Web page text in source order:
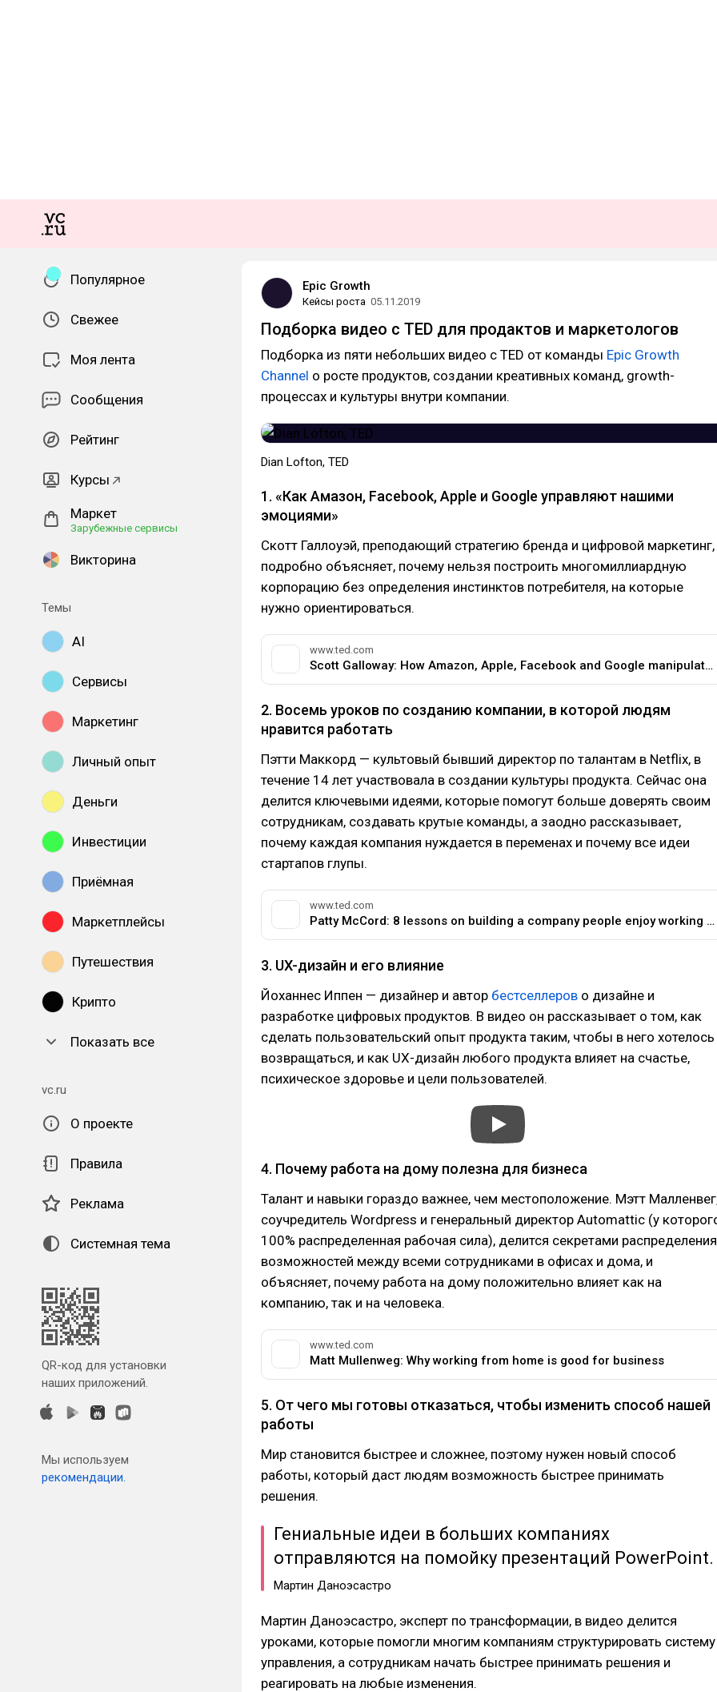
Популярное
Свежее
Моя лента
Сообщения
Рейтинг
Курсы
Маркет
Зарубежные сервисы
Викторина
Темы
AI
Сервисы
Маркетинг
Личный опыт
Деньги
Инвестиции
Приёмная
Маркетплейсы
Путешествия
Крипто
Показать все
vc.ru
О проекте
Правила
Реклама
Системная тема
QR-код для установки
наших приложений.
Мы используем
рекомендации.
Epic Growth
Кейсы роста 05.11.2019
Подборка видео с TED для продактов и маркетологов
Подборка из пяти небольших видео с TED от команды Epic Growth
Channel о росте продуктов, создании креативных команд, growth-
процессах и культуры внутри компании.
Dian Lofton, TED
1. «Как Амазон, Facebook, Apple и Google управляют нашими
эмоциями»
Скотт Галлоуэй, преподающий стратегию бренда и цифровой маркетинг,
подробно объясняет, почему нельзя построить многомиллиардную
корпорацию без определения инстинктов потребителя, на которые
нужно ориентироваться.
www.ted.com
Scott Galloway: How Amazon, Apple, Facebook and Google manipulate our emotions
2. Восемь уроков по созданию компании, в которой людям
нравится работать
Пэтти Маккорд — культовый бывший директор по талантам в Netflix, в
течение 14 лет участвовала в создании культуры продукта. Сейчас она
делится ключевыми идеями, которые помогут больше доверять своим
сотрудникам, создавать крутые команды, а заодно рассказывает,
почему каждая компания нуждается в переменах и почему все идеи
стартапов глупы.
www.ted.com
Patty McCord: 8 lessons on building a company people enjoy working for
3. UX-дизайн и его влияние
Йоханнес Иппен — дизайнер и автор бестселлеров о дизайне и
разработке цифровых продуктов. В видео он рассказывает о том, как
сделать пользовательский опыт продукта таким, чтобы в него хотелось
возвращаться, и как UX-дизайн любого продукта влияет на счастье,
психическое здоровье и цели пользователей.
4. Почему работа на дому полезна для бизнеса
Талант и навыки гораздо важнее, чем местоположение. Мэтт
соучредитель Wordpress и генеральный директор Automattic (у
100% распределенная рабочая сила), делится секретами распределения
возможностей между всеми сотрудниками в офисах и дома, и
объясняет, почему работа на дому положительно влияет как на
компанию, так и на человека.
www.ted.com
Matt Mullenweg: Why working from home is good for business
5. От чего мы готовы отказаться, чтобы изменить способ нашей
работы
Мир становится быстрее и сложнее, поэтому нужен новый способ
работы, который даст людям возможность быстрее принимать
решения.
Гениальные идеи в больших компаниях
отправляются на помойку презентаций PowerPoint.
Мартин Даноэсастро
Мартин Даноэсастро, эксперт по трансформации, в видео делится
уроками, которые помогли многим компаниям структурировать систему
управления, а сотрудникам начать быстрее принимать решения и
реагировать на любые изменения.